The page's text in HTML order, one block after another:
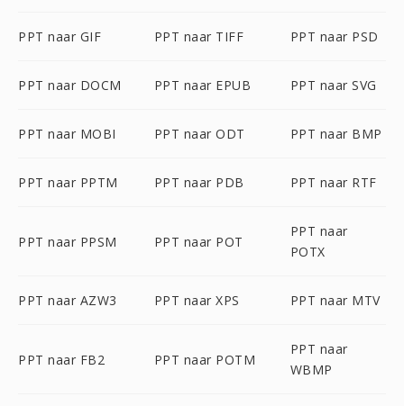
PPT naar GIF PPT naar TIFF PPT naar PSD
PPT naar DOCM PPT naar EPUB PPT naar SVG
PPT naar MOBI PPT naar ODT PPT naar BMP
PPT naar PPTM PPT naar PDB PPT naar RTF
PPT naar PPSM PPT naar POT
PPT naar
POTX
PPT naar AZW3 PPT naar XPS PPT naar MTV
PPT naar FB2 PPT naar POTM
PPT naar
WBMP